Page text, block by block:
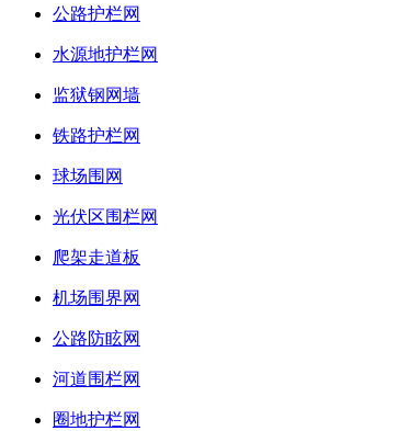
公路护栏网
水源地护栏网
监狱钢网墙
铁路护栏网
球场围网
光伏区围栏网
爬架走道板
机场围界网
公路防眩网
河道围栏网
圈地护栏网